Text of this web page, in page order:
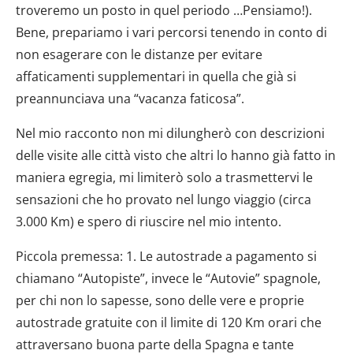
troveremo un posto in quel periodo …Pensiamo!).
Bene, prepariamo i vari percorsi tenendo in conto di
non esagerare con le distanze per evitare
affaticamenti supplementari in quella che già si
preannunciava una “vacanza faticosa”.
Nel mio racconto non mi dilungherò con descrizioni
delle visite alle città visto che altri lo hanno già fatto in
maniera egregia, mi limiterò solo a trasmettervi le
sensazioni che ho provato nel lungo viaggio (circa
3.000 Km) e spero di riuscire nel mio intento.
Piccola premessa: 1. Le autostrade a pagamento si
chiamano “Autopiste”, invece le “Autovie” spagnole,
per chi non lo sapesse, sono delle vere e proprie
autostrade gratuite con il limite di 120 Km orari che
attraversano buona parte della Spagna e tante